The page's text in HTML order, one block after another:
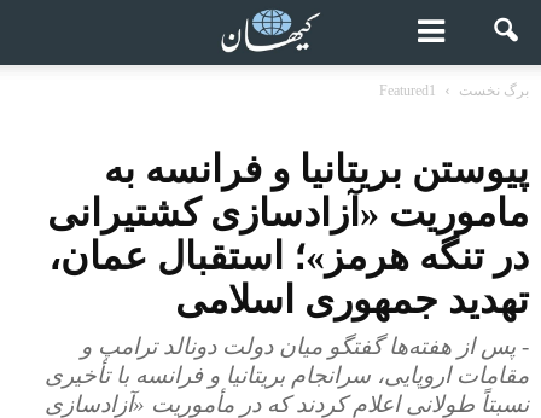
برگ نخست Featured1
پیوستن بریتانیا و فرانسه به
ماموریت «آزادسازی کشتیرانی
در تنگه هرمز»؛ استقبال عمان،
تهدید جمهوری اسلامی
- پس از هفته‌ها گفتگو میان دولت دونالد ترامپ و
مقامات اروپایی، سرانجام بریتانیا و فرانسه با تأخیری
نسبتاً طولانی اعلام کردند که در مأموریت «آزادسازی